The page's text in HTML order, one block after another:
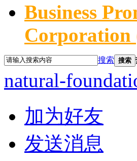
Business
搜索 搜索
natural-
加为好友
发送消息